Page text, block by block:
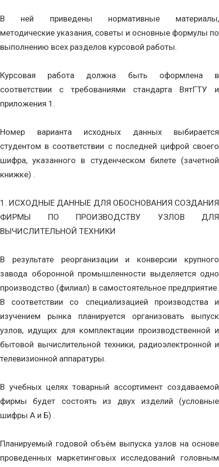
В ней приведены нормативные материалы,
методические указания, советы и основные формулы по
выполнению всех разделов курсовой работы.
Курсовая работа должна быть оформлена в
соответствии с требованиями стандарта ВятГТУ и
приложения 1.
Номер варианта исходных данных выбирается
студентом в соответствии с последней цифрой своего
шифра, указанного в студенческом билете (зачетной
книжке) .
1. ИСХОДНЫЕ ДАННЫЕ ДЛЯ ОБОСНОВАНИЯ СОЗДАНИЯ
ФИРМЫ ПО ПРОИЗВОДСТВУ УЗЛОВ ДЛЯ
ВЫЧИСЛИТЕЛЬНОЙ ТЕХНИКИ
В результате реорганизации и конверсии крупного
завода оборонной промышленности выделяется одно
производство (филиал) в самостоятельное предприятие.
В соответствии со специализацией производства и
изучением рынка планируется организовать выпуск
узлов, идущих для комплектации производственной и
бытовой вычислительной техники, радиоэлектронной и
телевизионной аппаратуры.
В учебных целях товарный ассортимент создаваемой
фирмы будет состоять из двух изделий (условные
шифры А и Б) .
Планируемый годовой объём выпуска узлов на основе
проведенных маркетинговых исследований головным